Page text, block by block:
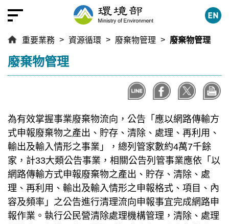
跳
到
要
內
容
重要業務 資源循環 廢棄物管理
廢棄物管理
:::
廢棄物管理
為有效掌握事業廢棄物流向，公告「應以網路傳輸方
式申報廢棄物之產出、貯存、清除、處理、再利用、
輸出及輸入情形之事業」，總列管家數約4萬7千餘
家，計33大類公告事業，相關公告列管事業應依「以
網路傳輸方式申報廢棄物之產出、貯存、清除、處
理、再利用、輸出及輸入情形之申報格式、項目、內
容及頻率」之公告進行清理流向申報事宜完成網路申
報作業。執行公民營清除處理機構管理，清除、處理